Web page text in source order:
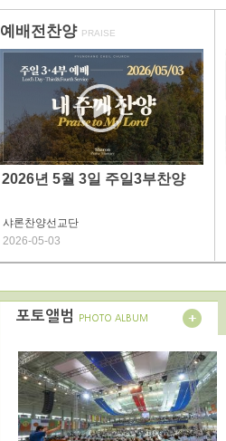
예배전찬양 PRAISE
2026년 5월 3일 주일3부찬양
샤론찬양선교단
2026-05-03
포토앨범 PHOTO ALBUM